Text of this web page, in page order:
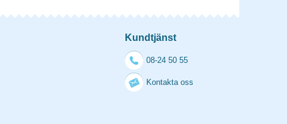
Kundtjänst
08-24 50 55
Kontakta oss